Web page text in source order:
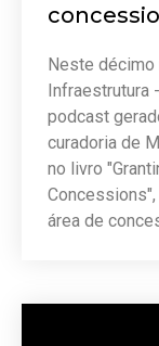
Neste
Infraestrutura
podcast
curadoria de
no livro
Concessions",
área de